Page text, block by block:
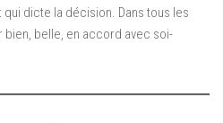
dicte la décision. Dans tous les
bien, belle, en accord avec soi-